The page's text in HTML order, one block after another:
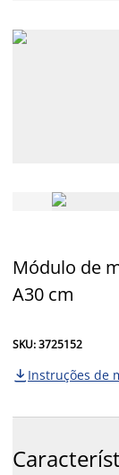
Módulo de
A30 cm
SKU: 3725152
 Instruções de